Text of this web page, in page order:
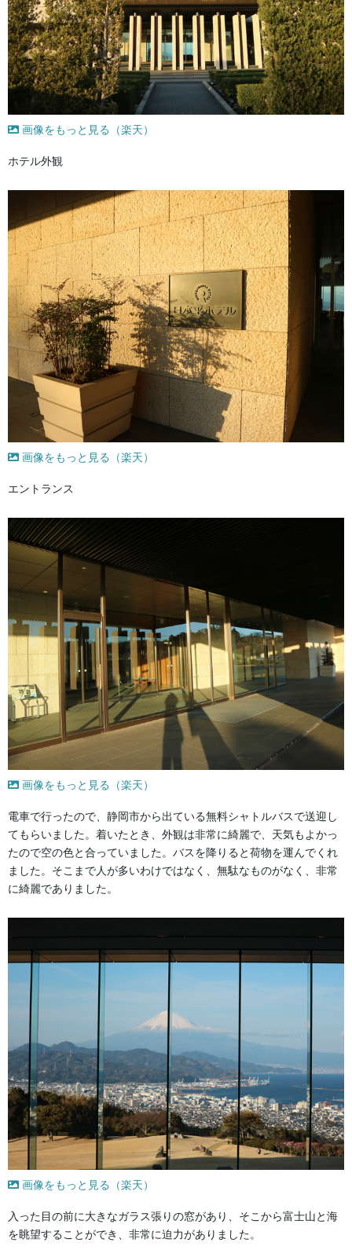
画像をもっと見る（楽天）
ホテル外観
画像をもっと見る（楽天）
エントランス
画像をもっと見る（楽天）
電車で行ったので、静岡市から出ている無料シャトルバスで送迎し
てもらいました。着いたとき、外観は非常に綺麗で、天気もよかっ
たので空の色と合っていました。バスを降りると荷物を運んでくれ
ました。そこまで人が多いわけではなく、無駄なものがなく、非常
に綺麗でありました。
画像をもっと見る（楽天）
入った目の前に大きなガラス張りの窓があり、そこから富士山と海
を眺望することができ、非常に迫力がありました。